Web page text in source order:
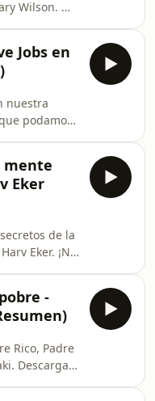
a este
video
Wilson. 👉
nuestra
y TikTok
➜Estudios
Jobs en
nuestra
podamos
canal de
mente
Eker
de la
Eker. ¡NO
-
Rico, Padre
Descargate